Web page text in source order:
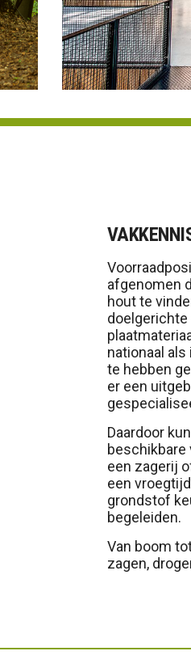
afgenomen
hout te
doelgerichte
nationaal
te hebben
er een
Daardoor
beschikbare
een zagerij
een
grondstof
begeleiden.
Van boom
zagen,